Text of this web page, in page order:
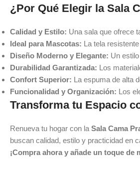
¿Por Qué Elegir la Sala
Calidad y Estilo: Una sala que ofrece
Ideal para Mascotas: La tela
Diseño Moderno y Elegante: Un
Durabilidad Garantizada: Los
Confort Superior: La espuma de alta
Funcionalidad y Organización: Los
Transforma tu Espacio
Renueva tu hogar con la Sala Cama
buscan calidad, estilo y practicidad en
¡Compra ahora y añade un toque de